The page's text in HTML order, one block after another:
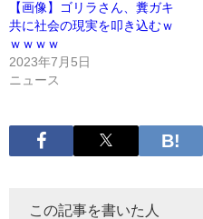
【画像】ゴリラさん、糞ガキ
共に社会の現実を叩き込むｗ
ｗｗｗｗ
2023年7月5日
ニュース
この記事を書いた人